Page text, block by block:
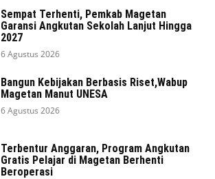
Sempat Terhenti, Pemkab Magetan
Garansi Angkutan Sekolah Lanjut Hingga
2027
6 Agustus 2026
Bangun Kebijakan Berbasis Riset,Wabup
Magetan Manut UNESA
6 Agustus 2026
Terbentur Anggaran, Program Angkutan
Gratis Pelajar di Magetan Berhenti
Beroperasi